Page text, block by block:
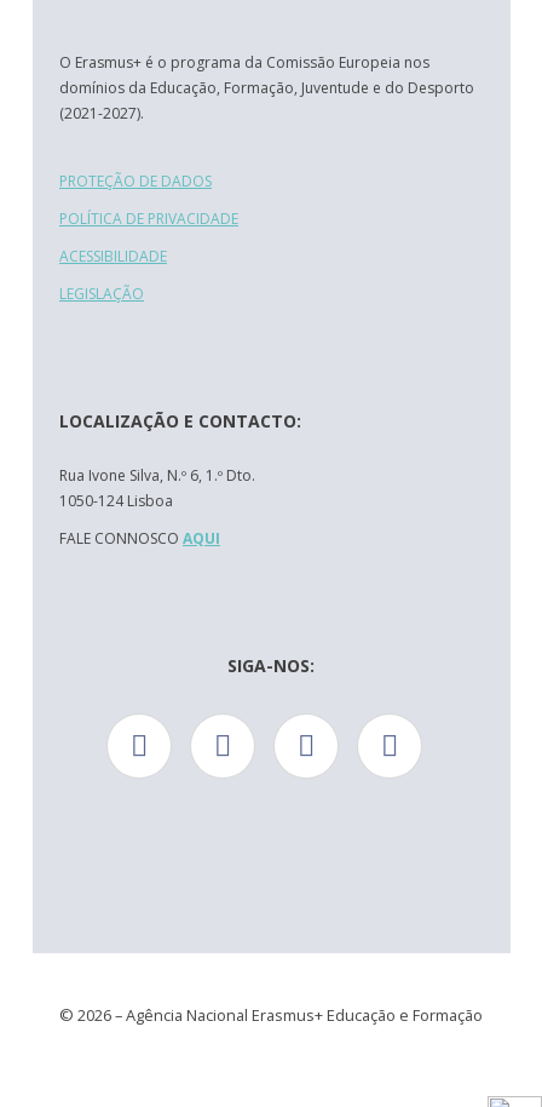
O Erasmus+ é o programa da Comissão Europeia nos
domínios da Educação, Formação, Juventude e do Desporto
(2021-2027).
PROTEÇÃO DE DADOS
POLÍTICA DE PRIVACIDADE
ACESSIBILIDADE
LEGISLAÇÃO
LOCALIZAÇÃO E CONTACTO:
Rua Ivone Silva, N.º 6, 1.º Dto.
1050-124 Lisboa
FALE CONNOSCO AQUI
SIGA-NOS:
© 2026 – Agência Nacional Erasmus+ Educação e Formação